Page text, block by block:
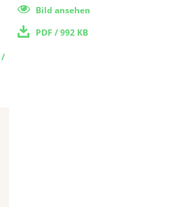
/
Bild ansehen
PDF / 992 KB